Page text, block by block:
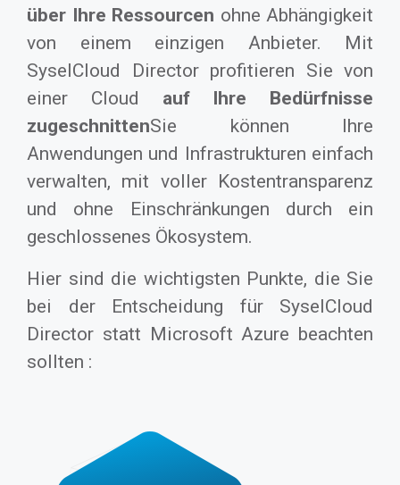
über Ihre Ressourcen ohne Abhängigkeit
von einem einzigen Anbieter. Mit
SyselCloud Director profitieren Sie von
einer Cloud auf Ihre Bedürfnisse
zugeschnittenSie können Ihre
Anwendungen und Infrastrukturen einfach
verwalten, mit voller Kostentransparenz
und ohne Einschränkungen durch ein
geschlossenes Ökosystem.
Hier sind die wichtigsten Punkte, die Sie
bei der Entscheidung für SyselCloud
Director statt Microsoft Azure beachten
sollten :
Im Gegensatz zu Azure, das